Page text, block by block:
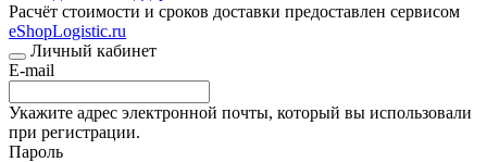
Расчёт стоимости и сроков доставки предоставлен сервисом
eShopLogistic.ru
Личный кабинет
E-mail
Укажите адрес электронной почты, который вы использовали
при регистрации.
Пароль